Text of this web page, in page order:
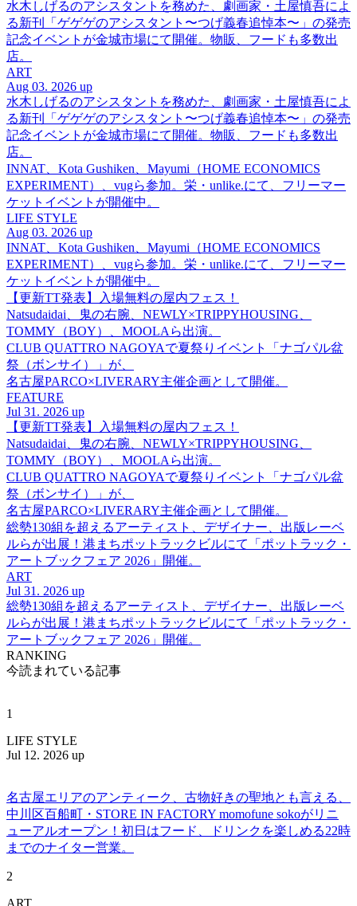
水木しげるのアシスタントを務めた、劇画家・土屋慎吾によ
る新刊「ゲゲゲのアシスタント〜つげ義春追悼本〜」の発売
記念イベントが金城市場にて開催。物販、フードも多数出
店。
ART
Aug 03. 2026 up
水木しげるのアシスタントを務めた、劇画家・土屋慎吾によ
る新刊「ゲゲゲのアシスタント〜つげ義春追悼本〜」の発売
記念イベントが金城市場にて開催。物販、フードも多数出
店。
INNAT、Kota Gushiken、Mayumi（HOME ECONOMICS
EXPERIMENT）、vugら参加。栄・unlike.にて、フリーマー
ケットイベントが開催中。
LIFE STYLE
Aug 03. 2026 up
INNAT、Kota Gushiken、Mayumi（HOME ECONOMICS
EXPERIMENT）、vugら参加。栄・unlike.にて、フリーマー
ケットイベントが開催中。
【更新TT発表】入場無料の屋内フェス！
Natsudaidai、鬼の右腕、NEWLY×TRIPPYHOUSING、
TOMMY（BOY）、MOOLAら出演。
CLUB QUATTRO NAGOYAで夏祭りイベント「ナゴパル盆
祭（ボンサイ）」が、
名古屋PARCO×LIVERARY主催企画として開催。
FEATURE
Jul 31. 2026 up
【更新TT発表】入場無料の屋内フェス！
Natsudaidai、鬼の右腕、NEWLY×TRIPPYHOUSING、
TOMMY（BOY）、MOOLAら出演。
CLUB QUATTRO NAGOYAで夏祭りイベント「ナゴパル盆
祭（ボンサイ）」が、
名古屋PARCO×LIVERARY主催企画として開催。
総勢130組を超えるアーティスト、デザイナー、出版レーベ
ルらが出展！港まちポットラックビルにて「ポットラック・
アートブックフェア 2026」開催。
ART
Jul 31. 2026 up
総勢130組を超えるアーティスト、デザイナー、出版レーベ
ルらが出展！港まちポットラックビルにて「ポットラック・
アートブックフェア 2026」開催。
RANKING
今読まれている記事
1
LIFE STYLE
Jul 12. 2026 up
名古屋エリアのアンティーク、古物好きの聖地とも言える、
中川区百船町・STORE IN FACTORY momofune sokoがリニ
ューアルオープン！初日はフード、ドリンクを楽しめる22時
までのナイター営業。
2